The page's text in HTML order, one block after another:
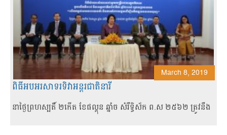
March 8, 2019
ពិធីអបអរសាទរទិវាអន្តរជាតិនារី
នាថ្ងៃព្រហស្បតិ៍ ២កើត ខែផល្គុន ឆ្នាំច សំរឹទ្ធិស័ក ព.ស ២៥៦២ ត្រូវនឹង